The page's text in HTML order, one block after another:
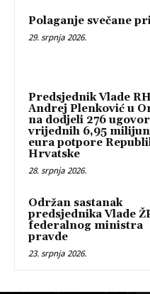
Polaganje svečane
29. srpnja 2026.
Predsjednik Vlade RH
Andrej Plenković u
na dodjeli 276
vrijednih 6,95
eura potpore
Hrvatske
28. srpnja 2026.
Održan sastanak
predsjednika Vlade
federalnog ministra
pravde
23. srpnja 2026.